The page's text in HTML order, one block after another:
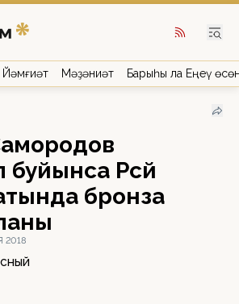
Йәмғиәт Мәҙәниәт Барыһы ла Еңеү
Рәсәй
бронза
2018